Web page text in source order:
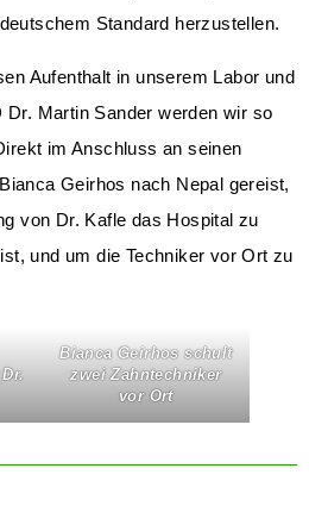
Standard herzustellen.
Aufenthalt in unserem Labor und
Martin Sander werden wir so
im Anschluss an seinen
Geirhos nach Nepal gereist,
von Dr. Kafle das Hospital zu
und um die Techniker vor Ort zu
Bianca Geirhos schult
zwei Zahntechniker
vor Ort